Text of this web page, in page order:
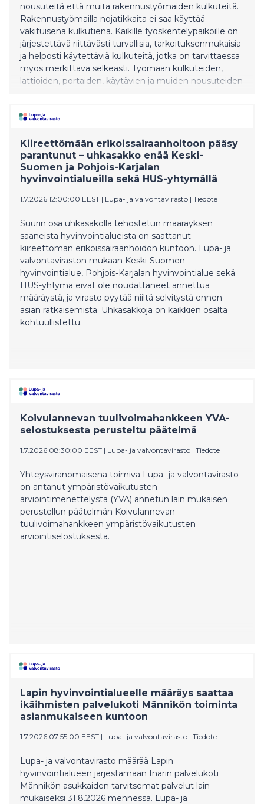
nousuteitä että muita rakennustyömaiden kulkuteitä.
Rakennustyömailla nojatikkaita ei saa käyttää
vakituisena kulkutienä. Kaikille työskentelypaikoille on
järjestettävä riittävästi turvallisia, tarkoituksenmukaisia
ja helposti käytettäviä kulkuteitä, jotka on tarvittaessa
myös merkittävä selkeästi. Työmaan kulkuteiden,
lattioiden, portaiden, käytävien ja muiden nousuteiden
vähäinen. Turvallisten kulkuteiden toteuttaminen
sivuiltaan varustett
Kiireettömään erikoissairaanhoitoon pääsy
parantunut – uhkasakko enää Keski-
Suomen ja Pohjois-Karjalan
hyvinvointialueilla sekä HUS-yhtymällä
1.7.2026 12:00:00 EEST | Lupa- ja valvontavirasto | Tiedote
Suurin osa uhkasakolla tehostetun määräyksen
saaneista hyvinvointialueista on saattanut
kiireettömän erikoissairaanhoidon kuntoon. Lupa- ja
valvontaviraston mukaan Keski-Suomen
hyvinvointialue, Pohjois-Karjalan hyvinvointialue sekä
HUS-yhtymä eivät ole noudattaneet annettua
määräystä, ja virasto pyytää niiltä selvitystä ennen
asian ratkaisemista. Uhkasakkoja on kaikkien osalta
kohtuullistettu.
Koivulannevan tuulivoimahankkeen YVA-
selostuksesta perusteltu päätelmä
1.7.2026 08:30:00 EEST | Lupa- ja valvontavirasto | Tiedote
Yhteysviranomaisena toimiva Lupa- ja valvontavirasto
on antanut ympäristövaikutusten
arviointimenettelystä (YVA) annetun lain mukaisen
perustellun päätelmän Koivulannevan
tuulivoimahankkeen ympäristövaikutusten
arviointiselostuksesta.
Lapin hyvinvointialueelle määräys saattaa
ikäihmisten palvelukoti Männikön toiminta
asianmukaiseen kuntoon
1.7.2026 07:55:00 EEST | Lupa- ja valvontavirasto | Tiedote
Lupa- ja valvontavirasto määrää Lapin
hyvinvointialueen järjestämään Inarin palvelukoti
Männikön asukkaiden tarvitsemat palvelut lain
mukaiseksi 31.8.2026 mennessä. Lupa- ja